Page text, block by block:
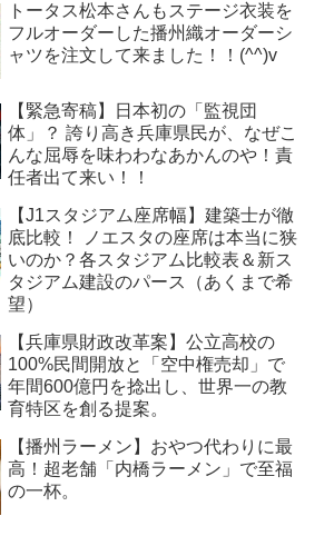
トータス松本さんもステージ衣装を
フルオーダーした播州織オーダーシ
ャツを注文して来ました！！(^^)v
【緊急寄稿】日本初の「監視団
体」？ 誇り高き兵庫県民が、なぜこ
んな屈辱を味わわなあかんのや！責
任者出て来い！！
【J1スタジアム座席幅】建築士が徹
底比較！ ノエスタの座席は本当に狭
いのか？各スタジアム比較表＆新ス
タジアム建設のパース（あくまで希
望）
【兵庫県財政改革案】公立高校の
100%民間開放と「空中権売却」で
年間600億円を捻出し、世界一の教
育特区を創る提案。
【播州ラーメン】おやつ代わりに最
高！超老舗「内橋ラーメン」で至福
の一杯。